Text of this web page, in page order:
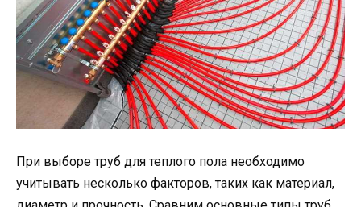
При выборе труб для теплого пола необходимо
учитывать несколько факторов, таких как материал,